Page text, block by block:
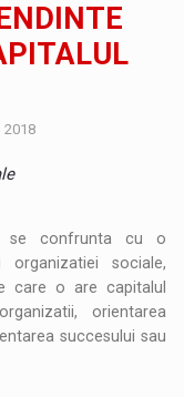
2018
se confrunta cu o
organizatiei sociale,
care o are capitalul
orientarea
succesului sau